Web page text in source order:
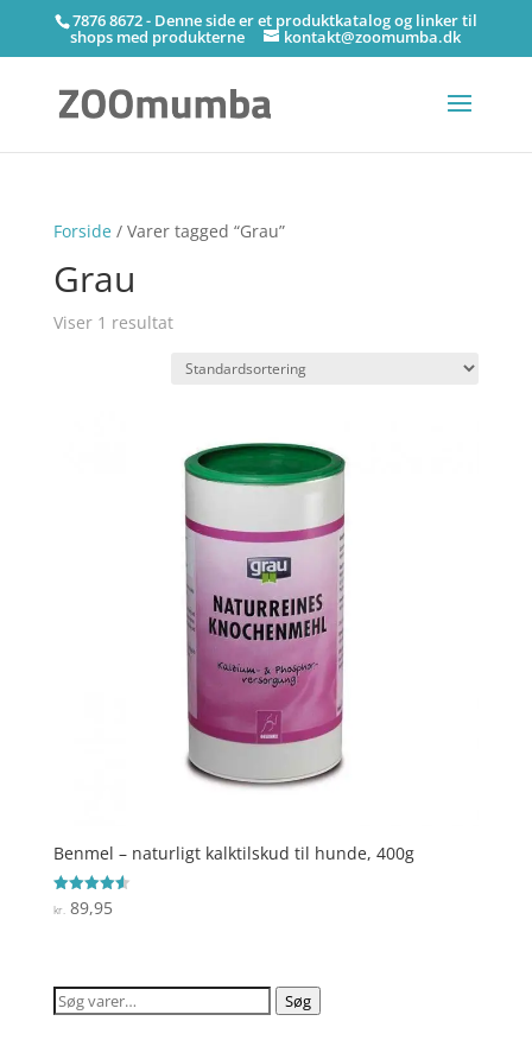
7876 8672 - Denne side er et produktkatalog og linker til
shops med produkterne kontakt@zoomumba.dk
Forside/ Varer tagged “Grau”
Grau
Viser 1 resultat
Benmel – naturligt kalktilskud til hunde, 400g
Vurderet
4.6
kr.89,95
Søg
Søg